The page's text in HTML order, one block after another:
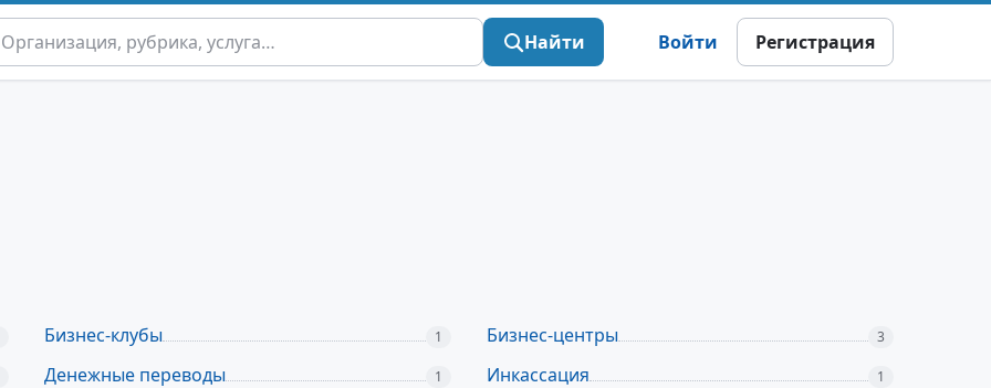
Найти Войти Регистрация
Бизнес-клубы 1 Бизнес-центры 3
Денежные переводы 1 Инкассация 1